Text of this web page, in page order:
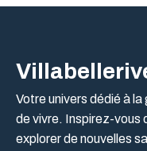
Votre univers dédié à
de vivre. Inspirez-vous
explorer de nouvelles